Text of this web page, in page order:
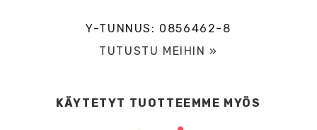
Y-TUNNUS: 0856462-8
TUTUSTU MEIHIN »
KÄYTETYT TUOTTEEMME MYÖS